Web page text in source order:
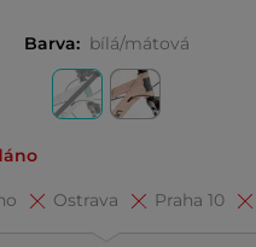
Barva: bílá/mátová
Ostrava Praha 10